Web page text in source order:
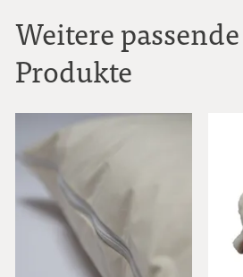
Weitere passende
Produkte